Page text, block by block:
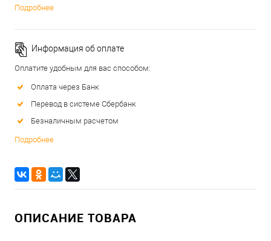
Подробнее
Информация об оплате
Оплатите удобным для вас способом:
Оплата через Банк
Перевод в системе Сбербанк
Безналичным расчетом
Подробнее
ОПИСАНИЕ ТОВАРА